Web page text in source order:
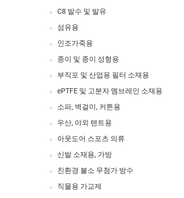
C8 발수 및 발유
섬유용
인조가죽용
종이 및 종이 성형용
부직포 및 산업용 필터 소재용
ePTFE 및 고분자 멤브레인 소재용
소파, 벽걸이, 커튼용
우산, 야외 텐트용
아웃도어 스포츠 의류
신발 소재용, 가방
친환경 불소 무첨가 방수
직물용 가교제